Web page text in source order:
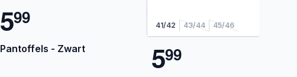
599
Pantoffels - Zwart
41/42 43/44 45/46
599